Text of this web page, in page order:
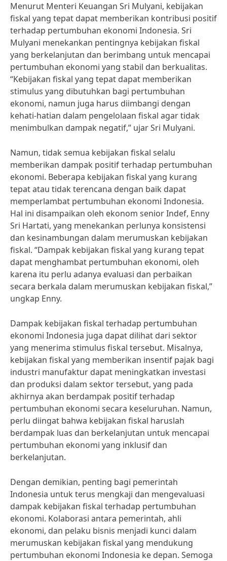
Menurut Menteri Keuangan Sri Mulyani, kebijakan
fiskal yang tepat dapat memberikan kontribusi positif
terhadap pertumbuhan ekonomi Indonesia. Sri
Mulyani menekankan pentingnya kebijakan fiskal
yang berkelanjutan dan berimbang untuk mencapai
pertumbuhan ekonomi yang stabil dan berkualitas.
“Kebijakan fiskal yang tepat dapat memberikan
stimulus yang dibutuhkan bagi pertumbuhan
ekonomi, namun juga harus diimbangi dengan
kehati-hatian dalam pengelolaan fiskal agar tidak
menimbulkan dampak negatif,” ujar Sri Mulyani.
Namun, tidak semua kebijakan fiskal selalu
memberikan dampak positif terhadap pertumbuhan
ekonomi. Beberapa kebijakan fiskal yang kurang
tepat atau tidak terencana dengan baik dapat
memperlambat pertumbuhan ekonomi Indonesia.
Hal ini disampaikan oleh ekonom senior Indef, Enny
Sri Hartati, yang menekankan perlunya konsistensi
dan kesinambungan dalam merumuskan kebijakan
fiskal. “Dampak kebijakan fiskal yang kurang tepat
dapat menghambat pertumbuhan ekonomi, oleh
karena itu perlu adanya evaluasi dan perbaikan
secara berkala dalam merumuskan kebijakan fiskal,”
ungkap Enny.
Dampak kebijakan fiskal terhadap pertumbuhan
ekonomi Indonesia juga dapat dilihat dari sektor
yang menerima stimulus fiskal tersebut. Misalnya,
kebijakan fiskal yang memberikan insentif pajak bagi
industri manufaktur dapat meningkatkan investasi
dan produksi dalam sektor tersebut, yang pada
akhirnya akan berdampak positif terhadap
pertumbuhan ekonomi secara keseluruhan. Namun,
perlu diingat bahwa kebijakan fiskal haruslah
berdampak luas dan berkelanjutan untuk mencapai
pertumbuhan ekonomi yang inklusif dan
berkelanjutan.
Dengan demikian, penting bagi pemerintah
Indonesia untuk terus mengkaji dan mengevaluasi
dampak kebijakan fiskal terhadap pertumbuhan
ekonomi. Kolaborasi antara pemerintah, ahli
ekonomi, dan pelaku bisnis menjadi kunci dalam
merumuskan kebijakan fiskal yang mendukung
pertumbuhan ekonomi Indonesia ke depan. Semoga